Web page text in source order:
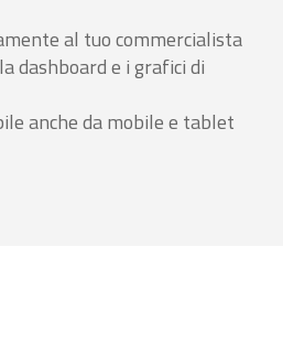
al tuo commercialista
dashboard e i grafici di
anche da mobile e tablet